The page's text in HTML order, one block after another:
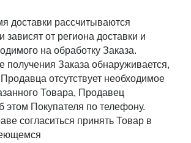
доставки рассчитываются
зависят от региона доставки и
на обработку Заказа.
получения Заказа обнаруживается,
отсутствует необходимое
Товара, Продавец
этом Покупателя по телефону.
согласиться принять Товар в